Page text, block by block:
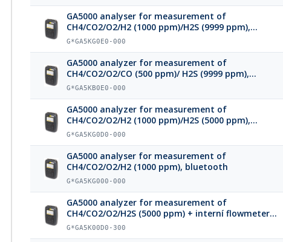
GA5000 analyser for measurement of
CH4/CO2/O2/H2 (1000 ppm)/H2S (9999 ppm),
bluetooth
G*GA5KG0E0-000
GA5000 analyzer for measurement of
CH4/CO2/O2/CO (500 ppm)/ H2S (9999 ppm),
bluetooth
G*GA5KB0E0-000
GA5000 analyzer for measurement of
CH4/CO2/O2/H2 (1000 ppm)/H2S (5000 ppm),
bluetooth
G*GA5KG0D0-000
GA5000 analyser for measurement of
CH4/CO2/O2/H2 (1000 ppm), bluetooth
G*GA5KG000-000
GA5000 analyzer for measurement of
CH4/CO2/O2/H2S (5000 ppm) + interní flowmeter
and GPS, bluetooth
G*GA5K00D0-300